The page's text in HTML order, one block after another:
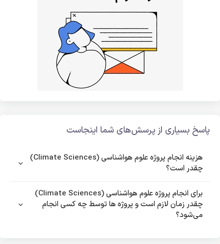
پاسخ بسیاری از پرسش‌های شما اینجاست
هزینه انجام پروژه علوم هواشناسی (Climate Sciences)
چقدر است؟
برای انجام پروژه علوم هواشناسی (Climate Sciences)
چقدر زمان لازم است و پروژه ها توسط چه کسی انجام
می‌شود؟